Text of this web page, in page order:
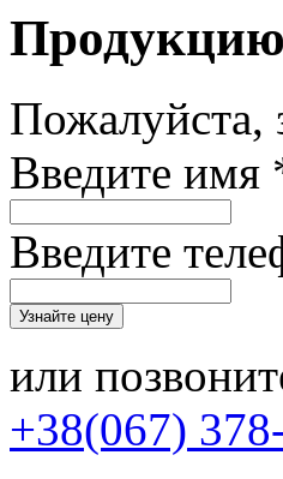
Продукцию
Пожалуйста,
Введите имя
Введите
или
+38(067)